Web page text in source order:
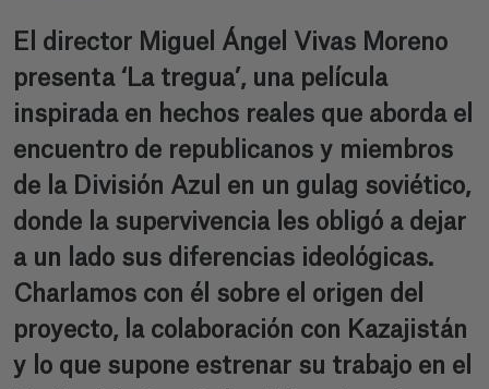
El director Miguel Ángel Vivas Moreno
presenta ‘La tregua’, una película
inspirada en hechos reales que aborda el
encuentro de republicanos y miembros
de la División Azul en un gulag soviético,
donde la supervivencia les obligó a dejar
a un lado sus diferencias ideológicas.
Charlamos con él sobre el origen del
proyecto, la colaboración con Kazajistán
y lo que supone estrenar su trabajo en el